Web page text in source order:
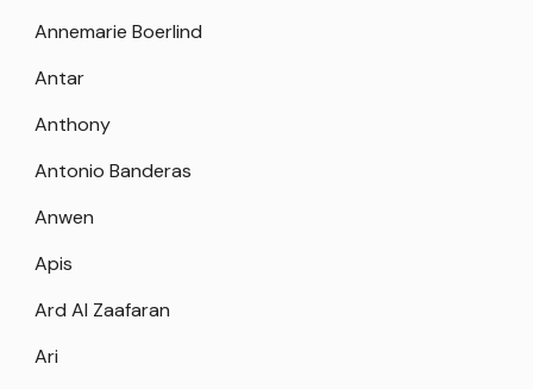
Annemarie Boerlind
Antar
Anthony
Antonio Banderas
Anwen
Apis
Ard Al Zaafaran
Ari